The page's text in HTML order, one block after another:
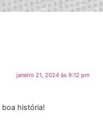
janeiro 21, 2024 às 9:12 pm
boa história!